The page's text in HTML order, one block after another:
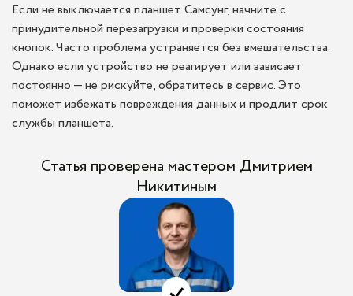
Если не выключается планшет Самсунг, начните с
принудительной перезагрузки и проверки состояния
кнопок. Часто проблема устраняется без вмешательства.
Однако если устройство не реагирует или зависает
постоянно — не рискуйте, обратитесь в сервис. Это
поможет избежать повреждения данных и продлит срок
службы планшета.
Статья проверена мастером Дмитрием
Никитиным